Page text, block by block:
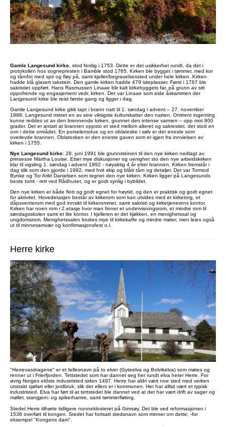
Gamle Langesund kirke , stod ferdig i 1753. Dette er det usikkerhet rundt, da det i
protokollen hos sognepresten i Bamble stod 1765. Kirken ble bygget i tømmer, med kor
og tårnfot med spir og fløy på, samt kjeller/begravelsessted under hele kirken. Kirken
hadde blå glasert takstein. Den gamle kirken hadde 479 siteplasser. Først i 1767 ble
sakristiet oppført. Hans Rasmussen Linaae blir kalt kirkebyggets far, på grunn av sitt
oppofrende og engasjement vedr. kirken. Det var Linaae som eide åskammen der
Langesund kirke ble reist første gang og ligger i dag.
Gamle Langesund kirke gikk tapt i brann natt til 1. søndag i advent – 27. november
1988. Langesund mistet en av sine viktigste kulturskatter den natten. Omtrent ingenting
kunne reddes ut av den brennende kirken, grunnet den intense varmen – opp mot 800
grader. Det er antatt at brannen oppsto et sted mellom alteret og sakrestiet, det stod en
ovn i dette området. En porselensdue og en oblateske i sølv er det eneste som
overlevde brannen. Oblatesken er den eneste gaven som er igjen fra innvielsen av
kirken i 1755.
Nye Langesund kirke: 28. juni 1991 ble grunnsteinen til den nye kirken nedlagt av
prinsesse Märtha Louise. Etter mye diskusjoner og uenighet sto den nye arbeidskirken
klar til vigsling 1. søndag i advent 1992 - nøyaktig 4 år etter brannen. Kirken fremstår i
dag slik som den gjorde i 1992, med hvit skip og blått tårn og detaljer. Det var Tormod
Bynke og Tor Arild Danielsen som tegnet den nye kirken. Kirken ligger på Langesunds
beste tomt - rett ved Rådhuset, og er godt synlig i bybildet.
Den nye kirken er både flott og godt egnet for høytid, og den er praktisk og godt egnet
for aktivitet. Hovedetasjen består av kirkerom som kan utvides med et kirketorg, et
dåpsventerom med god innsikt til kirkerommet, samt sakristi og kirketjenerens kontor.
Kirken har noen rom i 2.etasje hvor man finner et undervisningsrom, et mindre rom til
søndagsskolen samt et lite kontor. I kjelleren er det kjøkken, en menighetssal og
ungdomsrom. Menighetssalen brukes mye til kirkekaffe og mindre møter, men leies også
ut til minnesamvær og konfirmasjonsfest o.l.
Herre kirke
"Herrevasdragene" er et fellesnavn på to elver (Gyteelva og Bolvikelva) som møtes og
renner ut i Frierfjorden. Tettstedet som har dannet seg her rundt elva heter Herre. For
øvrig Norges eldste industristed siden 1497. Herre har aldri vært noe sted med verken
utstrakt sjøfart eller jordbruk, slik det ellers er i kommunen. Her har alltid vært et typisk
industristed. Elva har ført til at tettstedet ble dannet ved at det har vært drift av sager og
møller, stangjern- og spikerhamre, samt tømmerfløting.
Stedet Herre tilhørte tidligere nonneklosteret på Gimsøy. Det ble ved reformasjonen i
1536 overført til kongen. Stedet har fortsatt stedsnavn som minner om dette; -for
eksempel "Kongens dam".